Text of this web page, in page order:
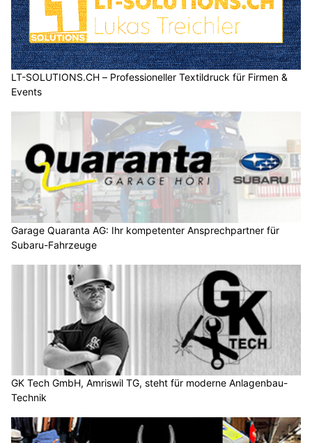
LT-SOLUTIONS.CH – Professioneller Textildruck für Firmen &
Events
Garage Quaranta AG: Ihr kompetenter Ansprechpartner für
Subaru-Fahrzeuge
GK Tech GmbH, Amriswil TG, steht für moderne Anlagenbau-
Technik